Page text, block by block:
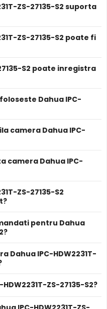
ce regleaza automat
in functie de
de imagine al
prim plan, cat si
puternic de
este inclusa
un singur cablu UTP/FTP din
ZS-27135-S2
IPC-HDW2231T-ZS-27135-S2
ZS-27135-S2 suporta
ZS-27135-S2 poate fi
S2 poate inregistra
Dahua IPC-
camera Dahua IPC-
camera Dahua IPC-
ZS-27135-S2
pentru Dahua
Dahua IPC-HDW2231T-
ZS-27135-S2?